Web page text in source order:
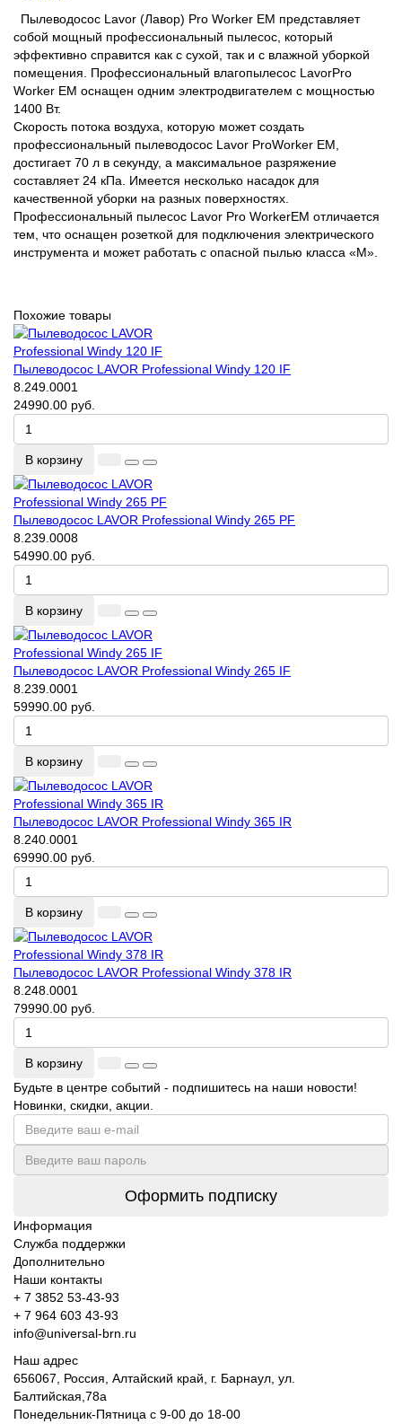
Пылеводосос Lavor (Лавор) Pro Worker EM представляет
собой мощный профессиональный пылесос, который
эффективно справится как с сухой, так и с влажной уборкой
помещения. Профессиональный влагопылесос LavorPro
Worker EM оснащен одним электродвигателем с мощностью
1400 Вт.
Скорость потока воздуха, которую может создать
профессиональный пылеводосос Lavor ProWorker EM,
достигает 70 л в секунду, а максимальное разряжение
составляет 24 кПа. Имеется несколько насадок для
качественной уборки на разных поверхностях.
Профессиональный пылесос Lavor Pro WorkerEM отличается
тем, что оснащен розеткой для подключения электрического
инструмента и может работать с опасной пылью класса «М».
Похожие товары
Пылеводосос LAVOR Professional Windy 120 IF
8.249.0001
24990.00 руб.
В корзину
Пылеводосос LAVOR Professional Windy 265 PF
8.239.0008
54990.00 руб.
В корзину
Пылеводосос LAVOR Professional Windy 265 IF
8.239.0001
59990.00 руб.
В корзину
Пылеводосос LAVOR Professional Windy 365 IR
8.240.0001
69990.00 руб.
В корзину
Пылеводосос LAVOR Professional Windy 378 IR
8.248.0001
79990.00 руб.
В корзину
Будьте в центре событий - подпишитесь на наши новости!
Новинки, скидки, акции.
Оформить подписку
Информация
Служба поддержки
Дополнительно
Наши контакты
+ 7 3852 53-43-93
+ 7 964 603 43-93
info@universal-brn.ru
Наш адрес
656067, Россия, Алтайский край, г. Барнаул, ул.
Балтийская,78а
Понедельник-Пятница с 9-00 до 18-00